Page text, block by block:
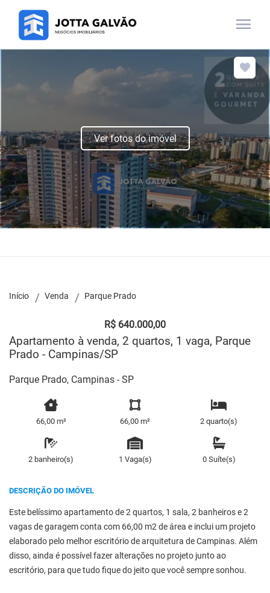
menu
Ver fotos do imóvel
Início Venda Parque Prado
R$ 640.000,00
Apartamento à venda, 2 quartos, 1 vaga, Parque
Prado - Campinas/SP
Parque Prado, Campinas - SP
66,00 m² 66,00 m² 2 quarto(s)
2 banheiro(s) 1 Vaga(s) 0 Suíte(s)
DESCRIÇÃO DO IMÓVEL
Este belíssimo apartamento de 2 quartos, 1 sala, 2 banheiros e 2
vagas de garagem conta com 66,00 m2 de área e inclui um projeto
elaborado pelo melhor escritório de arquitetura de Campinas. Além
disso, ainda é possível fazer alterações no projeto junto ao
escritório, para que tudo fique do jeito que você sempre sonhou.